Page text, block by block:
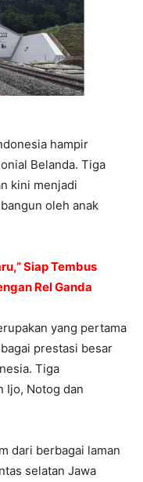
hampir
Belanda. Tiga
kini menjadi
oleh anak
Siap Tembus
Rel Ganda
yang pertama
prestasi besar
Tiga
Ijo, Notog dan
dari berbagai laman
selatan Jawa